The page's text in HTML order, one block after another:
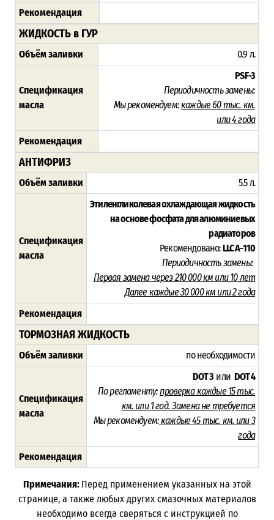
Рекомендация
ЖИДКОСТЬ в ГУР
Объём заливки 0.9 л.
Спецификация
масла
PSF-3
Периодичность замены:
Мы рекомендуем:каждые 60 тыс. км.
или 4 года
Рекомендация
АНТИФРИЗ
Объём заливки 5.5 л.
Спецификация
масла
Этиленгликолевая охлаждающая жидкость
на основе фосфата для алюминиевых
радиаторов
Рекомендовано:LLC A-110
Периодичность замены:
Первая замена через 210 000 км или 10 лет
Далее каждые 30 000 км или 2 года
Рекомендация
ТОРМОЗНАЯ ЖИДКОСТЬ
Объём заливки по необходимости
Спецификация
масла
DOT 3 илиDOT 4
По регламенту:проверка каждые 15 тыс.
км. или 1 год. Замена не требуется
Мы рекомендуем:каждые 45 тыс. км. или3
года
Рекомендация
Примечания: Перед применением указанных на этой
странице, а также любых других смазочных материалов
необходимо всегда сверяться с инструкцией по